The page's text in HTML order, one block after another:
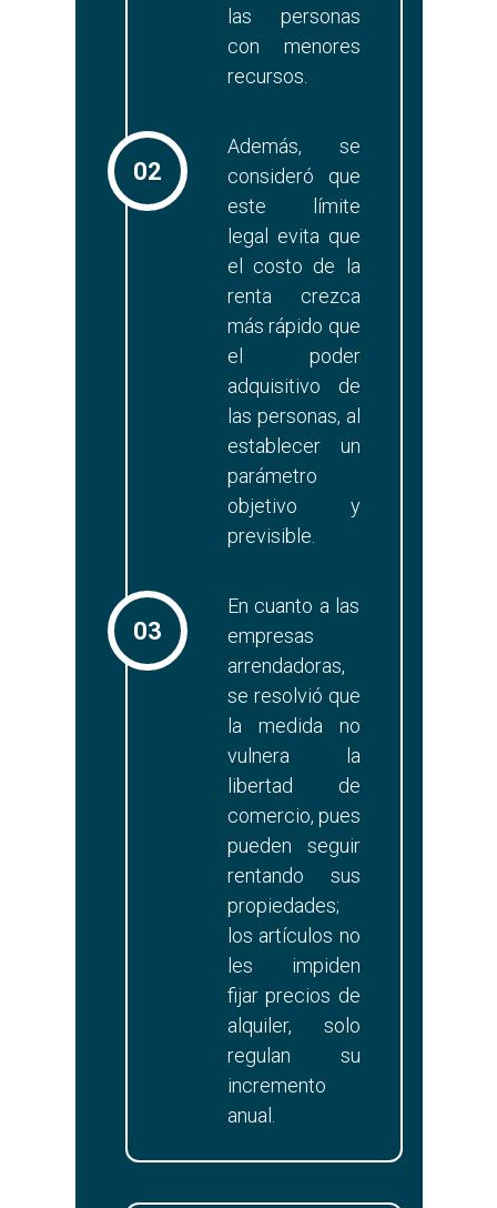
las personas
con menores
recursos.
02
Además, se
consideró que
este límite
legal evita que
el costo de la
renta crezca
más rápido que
el poder
adquisitivo de
las personas, al
establecer un
parámetro
objetivo y
previsible.
03
En cuanto a las
empresas
arrendadoras,
se resolvió que
la medida no
vulnera la
libertad de
comercio, pues
pueden seguir
rentando sus
propiedades;
los artículos no
les impiden
fijar precios de
alquiler, solo
regulan su
incremento
anual.